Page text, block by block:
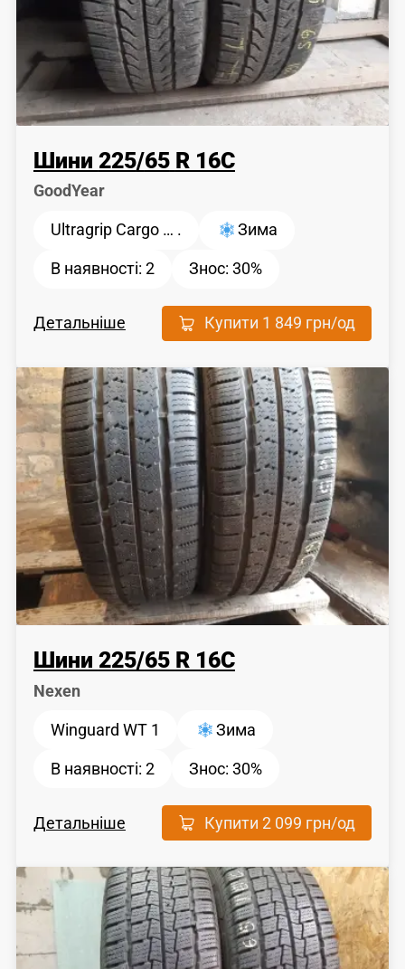
Шини 225/65 R 16C
GoodYear
Ultragrip Cargo … . Зима
В наявності: 2 Знос:30%
Детальніше Купити 1 849 грн/од
Шини 225/65 R 16C
Nexen
Winguard WT 1 Зима
В наявності: 2 Знос:30%
Детальніше Купити2 099 грн/од